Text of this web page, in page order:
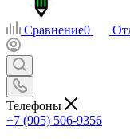
Сравнение0
Телефоны
+7 (905) 506-9356